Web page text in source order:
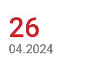
26
04.2024